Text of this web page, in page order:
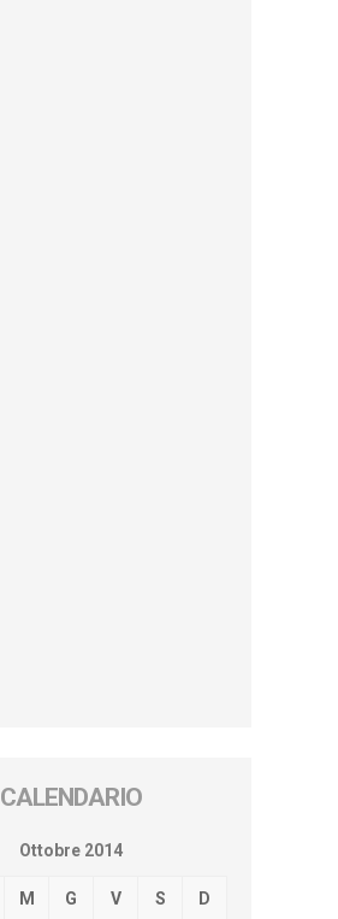
CALENDARIO
Ottobre 2014
M G V S D